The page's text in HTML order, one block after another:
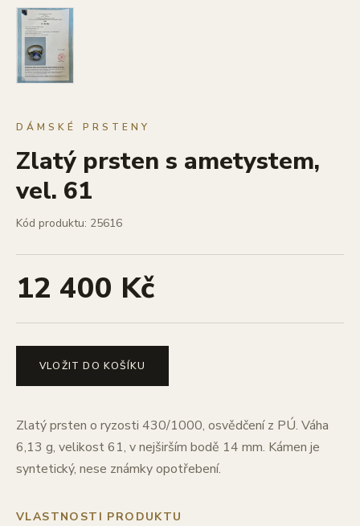
DÁMSKÉ PRSTENY
Zlatý prsten s ametystem,
vel. 61
Kód produktu: 25616
12 400 Kč
VLOŽIT DO KOŠÍKU
Zlatý prsten o ryzosti 430/1000, osvědčení z PÚ. Váha
6,13 g, velikost 61, v nejširším bodě 14 mm. Kámen je
syntetický, nese známky opotřebení.
VLASTNOSTI PRODUKTU